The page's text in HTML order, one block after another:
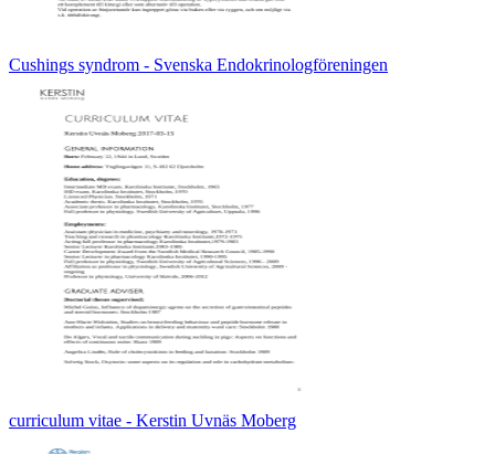
Cushings syndrom - Svenska Endokrinologföreningen
curriculum vitae - Kerstin Uvnäs Moberg